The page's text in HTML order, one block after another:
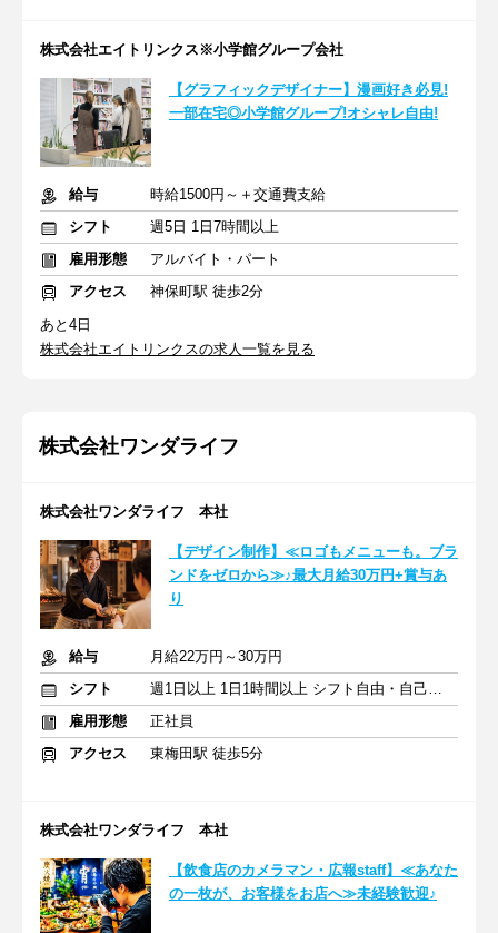
株式会社エイトリンクス※小学館グループ会社
【グラフィックデザイナー】漫画好き必見!
一部在宅◎小学館グループ!オシャレ自由!
給与
時給1500円～＋交通費支給
シフト
週5日 1日7時間以上
雇用形態
アルバイト・パート
アクセス
神保町駅 徒歩2分
あと4日
株式会社エイトリンクスの求人一覧を見る
株式会社ワンダライフ
株式会社ワンダライフ 本社
【デザイン制作】≪ロゴもメニューも。ブラ
ンドをゼロから≫♪最大月給30万円+賞与あ
り
給与
月給22万円～30万円
シフト
週1日以上 1日1時間以上 シフト自由・自己申告
雇用形態
正社員
アクセス
東梅田駅 徒歩5分
株式会社ワンダライフ 本社
【飲食店のカメラマン・広報staff】≪あなた
の一枚が、お客様をお店へ≫未経験歓迎♪